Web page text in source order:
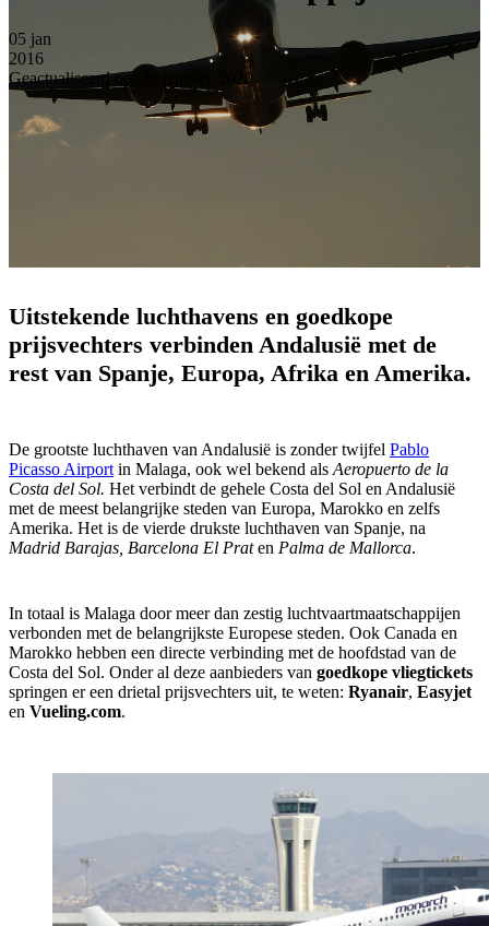
05 jan
2016
Geactualiseerd op: 20 januari, 2020
Uitstekende luchthavens en goedkope
prijsvechters verbinden Andalusië met de
rest van Spanje, Europa, Afrika en Amerika.
De grootste luchthaven van Andalusië is zonder twijfel Pablo
Picasso Airport in Malaga, ook wel bekend als Aeropuerto de la
Costa del Sol. Het verbindt de gehele Costa del Sol en Andalusië
met de meest belangrijke steden van Europa, Marokko en zelfs
Amerika. Het is de vierde drukste luchthaven van Spanje, na
Madrid Barajas, Barcelona El Praten Palma de Mallorca.
In totaal is Malaga door meer dan zestig luchtvaartmaatschappijen
verbonden met de belangrijkste Europese steden. Ook Canada en
Marokko hebben een directe verbinding met de hoofdstad van de
Costa del Sol. Onder al deze aanbieders van goedkope vliegtickets
springen er een drietal prijsvechters uit, te weten: Ryanair, Easyjet
en Vueling.com.